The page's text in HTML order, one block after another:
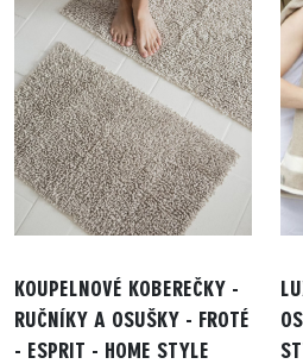
KOUPELNOVÉ KOBEREČKY -
RUČNÍKY A OSUŠKY - FROTÉ
- ESPRIT - HOME STYLE